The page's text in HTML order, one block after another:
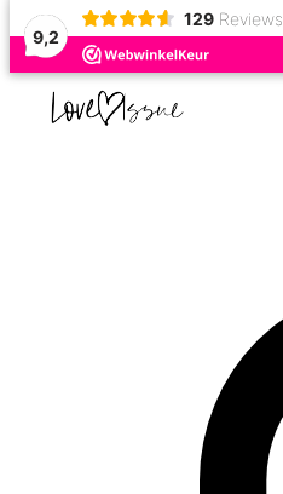
9,2
129 Reviews